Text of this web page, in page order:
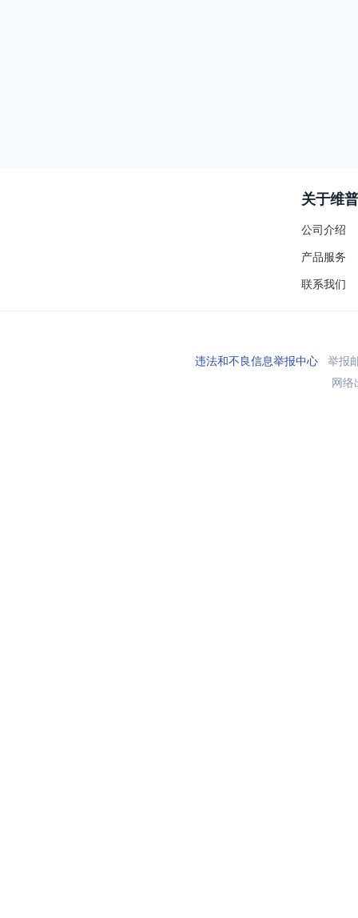
关于维普
公司介绍
产品服务
联系我们
违法和不良信息举报中心举报
网